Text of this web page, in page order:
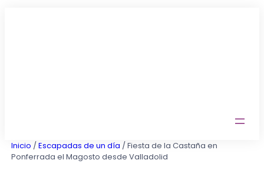
Inicio /Escapadas de un día / Fiesta de la Castaña en
Ponferrada el Magosto desde Valladolid